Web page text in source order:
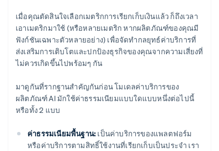
เมื่อคุณตัดสินใจเลือกเมตริกการเรียกเก็บเงินแล้ว ก็ถึงเวลา
เอาเมตริกมาใช้ (หรือหลายเมตริก หากผลิตภัณฑ์ของคุณมี
ฟังก์ชันเฉพาะตัวหลายอย่าง) เพื่อจัดทำกลยุทธ์ค่าบริการที่
ส่งเสริมการเติบโตและปกป้องธุรกิจของคุณจากความเสี่ยงที่
ไม่ควรเกิดขึ้นไปพร้อมๆ กัน
มาดูกันที่รากฐานสำคัญกันก่อน โมเดลค่าบริการของ
ผลิตภัณฑ์ AI มักใช้ค่าธรรมเนียมแบบใดแบบหนึ่งต่อไปนี้
หรือทั้ง 2 แบบ
ค่าธรรมเนียมพื้นฐาน: เป็นค่าบริการของแพลตฟอร์ม
หรือค่าบริการตามสิทธิ์ใช้งานที่เรียกเก็บเป็นประจำ เรา